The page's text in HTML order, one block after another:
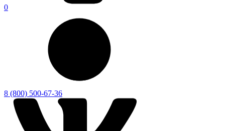
0
8 (800) 500-67-36